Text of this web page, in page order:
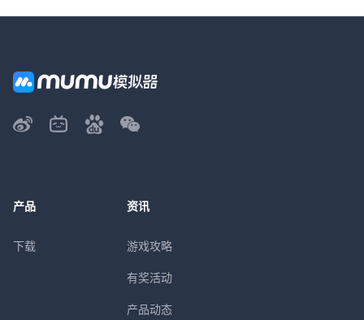
产品
下载
资讯
游戏攻略
有奖活动
产品动态